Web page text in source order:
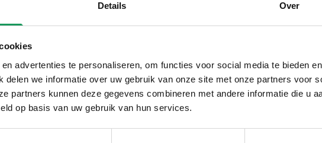
Details Over
advertenties te personaliseren, om functies voor social media te bieden
delen we informatie over uw gebruik van onze site met onze partners voor
partners kunnen deze gegevens combineren met andere informatie die u
op basis van uw gebruik van hun services.
en ponyrijden,
vol vreugde."